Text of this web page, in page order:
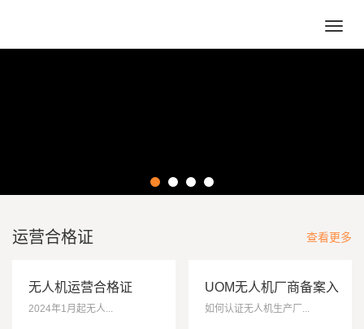
运营合格证 查看更多
无人机运营合格证
2024年1月起无人...
UOM无人机厂商备案入
库
如何认证无人机生产厂...